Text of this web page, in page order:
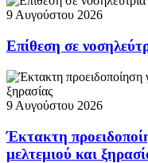
9 Αυγούστου 2026
Επίθεση σε
9 Αυγούστου 2026
Έκτακτη
μελτεμιού και